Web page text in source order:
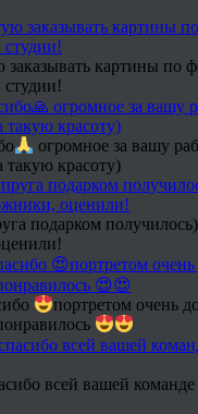
заказывать картины по
студии!
огромное за вашу
такую красоту)
подарком
портретом очень
всей вашей команде